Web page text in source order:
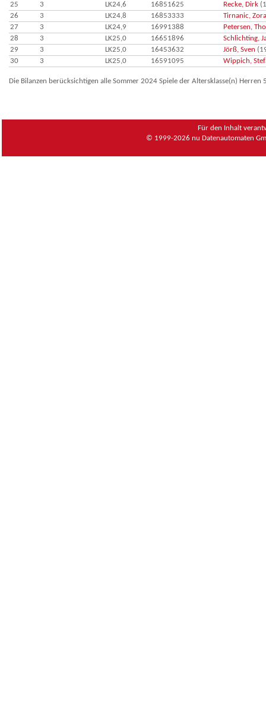
25
3 LK24,6 16851625 Recke, Dirk
26
3 LK24,8 16853333
Tirnanic,
27
3 LK24,9 16991388
Petersen,
28
3 LK25,0 16651896
Schlichting,
29
3 LK25,0 16453632 Jörß, Sven
30
3 LK25,0 16591095 Wippich,
Die Bilanzen berücksichtigen alle Sommer 2024 Spiele der Altersklasse(n) Herren
Für den Inhalt
© 1999-2026 nu Datenautomaten